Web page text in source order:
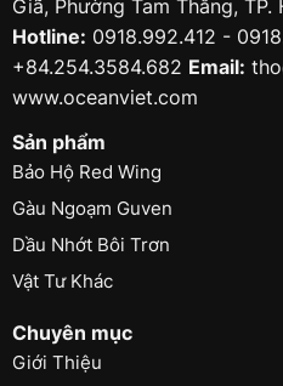
Giã, Phường Tam Thắng,
Hotline: 0918.992.412 -
+84.254.3584.682 Email:
www.oceanviet.com
Sản phẩm
Bảo Hộ Red Wing
Gàu Ngoạm Guven
Dầu Nhớt Bôi Trơn
Vật Tư Khác
Chuyên mục
Giới Thiệu